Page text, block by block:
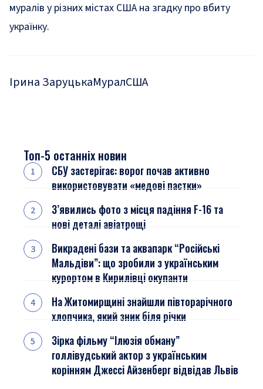
муралів у різних містах США на згадку про вбиту
українку.
Ірина ЗаруцькаМуралСША
Топ-5 останніх новин
СБУ застерігає: ворог почав активно
використовувати «медові пастки»
З’явились фото з місця падіння F-16 та
нові деталі авіатрощі
Викрадені бази та аквапарк “Російські
Мальдіви”: що зробили з українським
курортом в Кирилівці окупанти
На Житомирщині знайшли півторарічного
хлопчика, який зник біля річки
Зірка фільму “Ілюзія обману”
голлівудський актор з українським
корінням Джессі Айзенберг відвідав Львів